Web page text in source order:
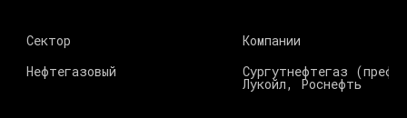
Сектор
Компании
Нефтегазовый
Сургутнефтегаз
Лукойл, Роснефть